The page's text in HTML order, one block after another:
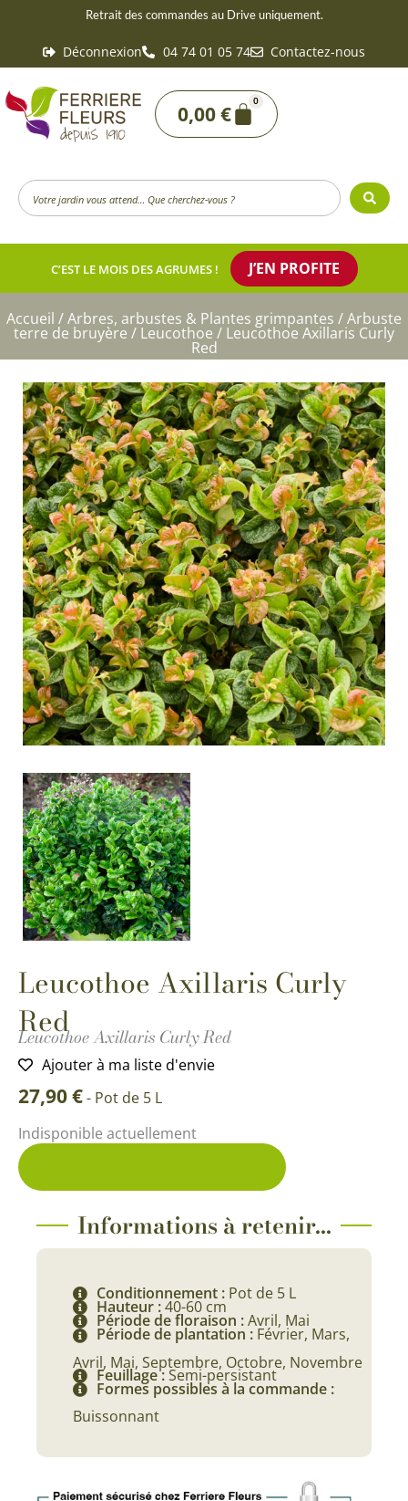
contenu
Retrait des commandes au Drive uniquement.
Déconnexion 04 74 01 05 74 Contactez-nous
0,00€
0
Panier
Search
...
C’EST LE MOIS DES AGRUMES ! J’EN PROFITE
Accueil /Arbres, arbustes & Plantes grimpantes /Arbuste
terre de bruyère / Leucothoe / Leucothoe Axillaris Curly
Red
Leucothoe Axillaris Curly
Red
Leucothoe Axillaris Curly Red
Ajouter à ma liste d'envie
27,90€- Pot de 5 L
Indisponible actuellement
Informations à retenir...
Conditionnement : Pot de 5 L
Hauteur :40-60 cm
Période de floraison :Avril, Mai
Période de plantation : Février, Mars,
Avril, Mai, Septembre, Octobre, Novembre
Feuillage :Semi-persistant
Formes possibles à la commande :
Buissonnant